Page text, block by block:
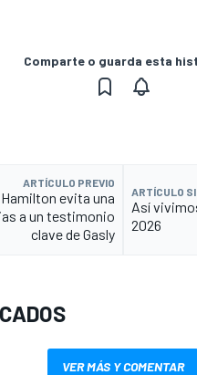
Comparte o guarda esta
ARTÍCULO PREVIO
evita una
a un testimonio
clave de Gasly
ARTÍCULO
Así
2026
VER MÁS Y COMENTAR